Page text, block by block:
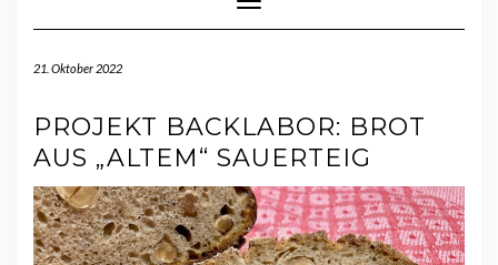
21. Oktober 2022
PROJEKT BACKLABOR: BROT
AUS „ALTEM“ SAUERTEIG